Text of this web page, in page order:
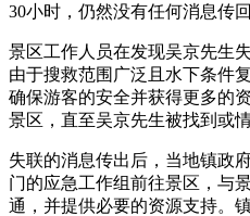
30小时，仍然没有任何消息传回
景区工作人员在发现吴京先生
由于搜救范围广泛且水下条件
确保游客的安全并获得更多的
景区，直至吴京先生被找到或
失联的消息传出后，当地镇政
门的应急工作组前往景区，与
通，并提供必要的资源支持。